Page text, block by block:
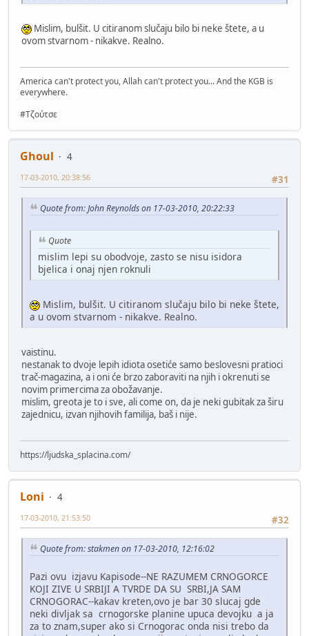
Mislim, bulšit. U citiranom slučaju bilo bi neke štete, a u
ovom stvarnom - nikakve. Realno.
America can't protect you, Allah can't protect you... And the KGB is
everywhere.
#Τζούτσε
Ghoul
4
#31
17-03-2010, 20:38:56
Quote from: John Reynolds on 17-03-2010, 20:22:33
Quote
mislim lepi su obodvoje, zasto se nisu isidora
bjelica i onaj njen roknuli
Mislim, bulšit. U citiranom slučaju bilo bi neke štete,
a u ovom stvarnom - nikakve. Realno.
vaistinu.
nestanak to dvoje lepih idiota osetiće samo beslovesni pratioci
trač-magazina, a i oni će brzo zaboraviti na njih i okrenuti se
novim primercima za obožavanje.
mislim, greota je to i sve, ali come on, da je neki gubitak za širu
zajednicu, izvan njihovih familija, baš i nije.
https://ljudska_splacina.com/
Loni
4
#32
17-03-2010, 21:53:50
Quote from: stakmen on 17-03-2010, 12:16:02
Pazi ovu izjavu Kapisode--NE RAZUMEM CRNOGORCE
KOJI ZIVE U SRBIJI A TVRDE DA SU SRBI,JA SAM
CRNOGORAC--kakav kreten,ovo je bar 30 slucaj gde
neki divljak sa crnogorske planine upuca devojku a ja
za to znam,super ako si Crnogorac onda nisi trebo da